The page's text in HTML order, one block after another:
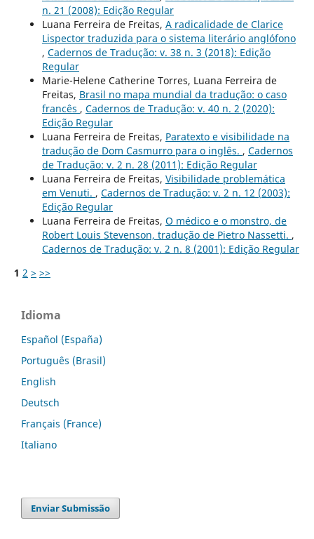
n. 21 (2008): Edição Regular
Luana Ferreira de Freitas, A radicalidade de Clarice
Lispector traduzida para o sistema literário anglófono
, Cadernos de Tradução: v. 38 n. 3 (2018): Edição
Regular
Marie-Helene Catherine Torres, Luana Ferreira de
Freitas, Brasil no mapa mundial da tradução: o caso
francês , Cadernos de Tradução: v. 40 n. 2 (2020):
Edição Regular
Luana Ferreira de Freitas, Paratexto e visibilidade na
tradução de Dom Casmurro para o inglês. , Cadernos
de Tradução: v. 2 n. 28 (2011): Edição Regular
Luana Ferreira de Freitas, Visibilidade problemática
em Venuti. , Cadernos de Tradução: v. 2 n. 12 (2003):
Edição Regular
Luana Ferreira de Freitas, O médico e o monstro, de
Robert Louis Stevenson, tradução de Pietro Nassetti. ,
Cadernos de Tradução: v. 2 n. 8 (2001): Edição Regular
1 2 > >>
Idioma
Español (España)
Português (Brasil)
English
Deutsch
Français (France)
Italiano
Enviar Submissão